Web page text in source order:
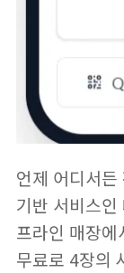
언제 어디서
기반 서비스인
프라인 매장
무료로 4장의